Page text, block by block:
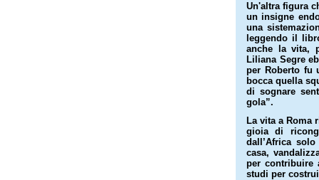
Un'altra figura
un insigne
una
leggendo il
anche la vita,
Liliana Segre
per Roberto fu
bocca quella
di sognare
gola”.
La vita a Roma
gioia di
dall’Africa
casa,
per contribuire
studi per